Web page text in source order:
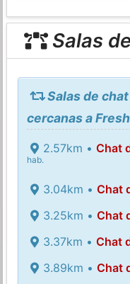
Salas
Salas de
cercanas a
2.57km • Chat
hab.
3.04km • Chat
3.25km • Chat
3.37km • Chat
3.89km • Chat